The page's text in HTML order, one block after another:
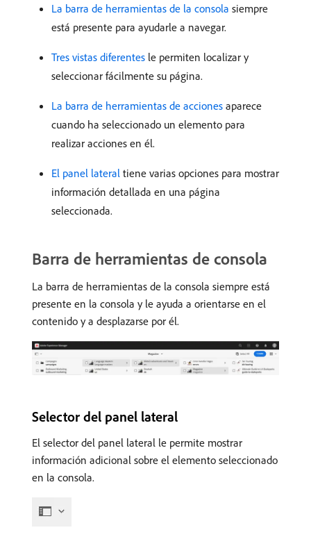
La barra de herramientas de la consola siempre
está presente para ayudarle a navegar.
Tres vistas diferentes le permiten localizar y
seleccionar fácilmente su página.
La barra de herramientas de acciones aparece
cuando ha seleccionado un elemento para
realizar acciones en él.
El panel lateral tiene varias opciones para mostrar
información detallada en una página
seleccionada.
Barra de herramientas de consola
La barra de herramientas de la consola siempre está
presente en la consola y le ayuda a orientarse en el
contenido y a desplazarse por él.
Selector del panel lateral
El selector del panel lateral le permite mostrar
información adicional sobre el elemento seleccionado
en la consola.